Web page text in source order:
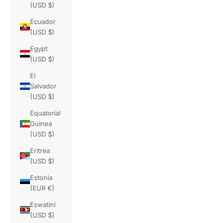
(USD $)
Ecuador
(USD $)
Egypt
(USD $)
El
Salvador
(USD $)
Equatorial
Guinea
(USD $)
Eritrea
(USD $)
Estonia
(EUR €)
Eswatini
(USD $)